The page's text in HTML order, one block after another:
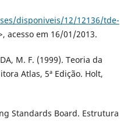
disponiveis/12/12136/tde-
acesso em 16/01/2013.
M. F. (1999). Teoria da
Atlas, 5ª Edição. Holt,
Standards Board. Estrutura